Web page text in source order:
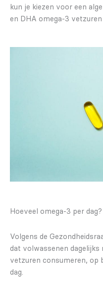
kun je kiezen voor een
en DHA omega-3
Hoeveel omega-3 per dag?
Volgens de
dat volwassenen
vetzuren consumeren, op
dag.